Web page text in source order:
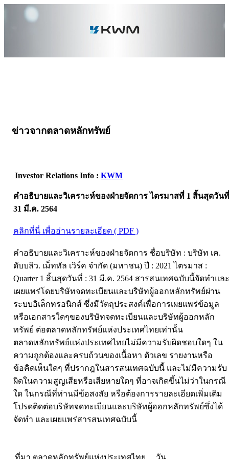
ข่าวจากตลาดหลักทรัพย์
Investor Relations Info : KWM
คำอธิบายและวิเคราะห์ของฝ่ายจัดการ ไตรมาสที่ 1 สิ้นสุดวันที่
31 มี.ค. 2564
คลิกที่นี่ เพื่ออ่านรายละเอียด ( PDF )
คำอธิบายและวิเคราะห์ของฝ่ายจัดการ ชื่อบริษัท : บริษัท เค.
ดับบลิว. เม็ททัล เวิร์ค จำกัด (มหาชน) ปี : 2021 ไตรมาส :
Quarter 1 สิ้นสุดวันที่ : 31 มี.ค. 2564 สารสนเทศฉบับนี้จัดทำและ
เผยแพร่โดยบริษัทจดทะเบียนและบริษัทผู้ออกหลักทรัพย์ผ่าน
ระบบอิเล็กทรอนิกส์ ซึ่งมีวัตถุประสงค์เพื่อการเผยแพร่ข้อมูล
หรือเอกสารใดๆของบริษัทจดทะเบียนและบริษัทผู้ออกหลัก
ทรัพย์ ต่อตลาดหลักทรัพย์แห่งประเทศไทยเท่านั้น
ตลาดหลักทรัพย์แห่งประเทศไทยไม่มีความรับผิดชอบใดๆ ใน
ความถูกต้องและครบถ้วนของเนื้อหา ตัวเลข รายงานหรือ
ข้อคิดเห็นใดๆ ที่ปรากฎในสารสนเทศฉบับนี้ และไม่มีความรับ
ผิดในความสูญเสียหรือเสียหายใดๆ ที่อาจเกิดขึ้นไม่ว่าในกรณี
ใด ในกรณีที่ท่านมีข้อสงสัย หรือต้องการรายละเอียดเพิ่มเติม
โปรดติดต่อบริษัทจดทะเบียนและบริษัทผู้ออกหลักทรัพย์ซึ่งได้
จัดทำ และเผยแพร่สารสนเทศฉบับนี้